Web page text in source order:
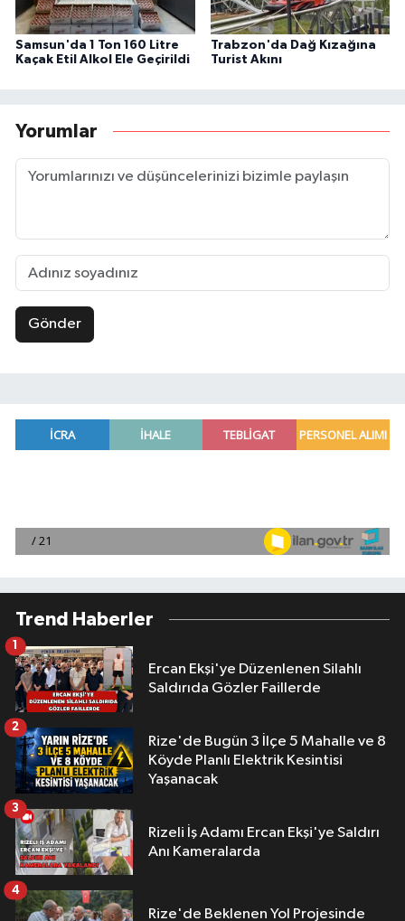
Samsun'da 1 Ton 160 Litre
Kaçak Etil Alkol Ele Geçirildi
Trabzon'da Dağ Kızağına
Turist Akını
Yorumlar
Gönder
Trend Haberler
Ercan Ekşi'ye Düzenlenen Silahlı
Saldırıda Gözler Faillerde
1
Rize'de Bugün 3 İlçe 5 Mahalle ve 8
Köyde Planlı Elektrik Kesintisi
Yaşanacak
2
Rizeli İş Adamı Ercan Ekşi'ye Saldırı
Anı Kameralarda
3
Rize'de Beklenen Yol Projesinde
4